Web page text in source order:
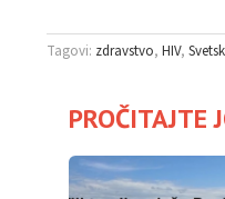
Tagovi: zdravstvo HIV
PROČITAJTE